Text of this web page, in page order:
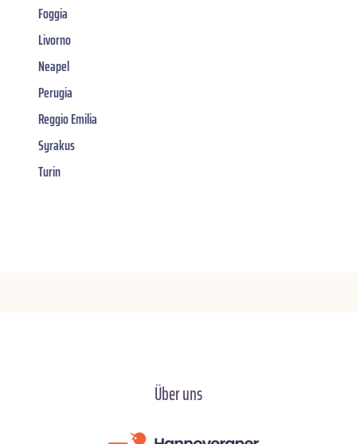
Foggia
Livorno
Neapel
Perugia
Reggio Emilia
Syrakus
Turin
Über uns